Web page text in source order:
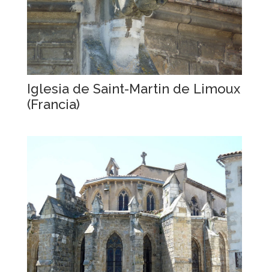
Iglesia de Saint-Martin de Limoux
(Francia)